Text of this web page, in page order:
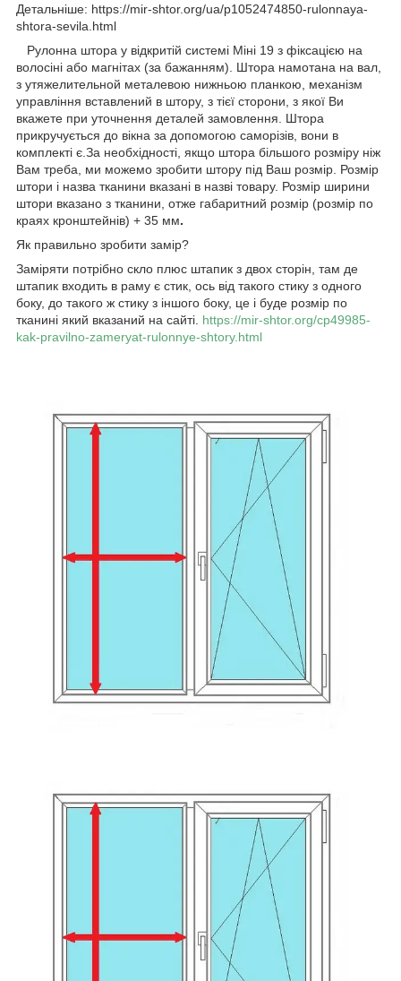
Детальніше: https://mir-shtor.org/ua/p1052474850-rulonnaya-
shtora-sevila.html
Рулонна штора у відкритій системі Міні 19 з фіксацією на
волосіні або магнітах (за бажанням). Штора намотана на вал,
з утяжелительной металевою нижньою планкою, механізм
управління вставлений в штору, з тієї сторони, з якої Ви
вкажете при уточнення деталей замовлення. Штора
прикручується до вікна за допомогою саморізів, вони в
комплекті є.За необхідності, якщо штора більшого розміру ніж
Вам треба, ми можемо зробити штору під Ваш розмір. Розмір
штори і назва тканини вказані в назві товару. Розмір ширини
штори вказано з тканини, отже габаритний розмір (розмір по
краях кронштейнів) + 35 мм.
Як правильно зробити замір?
Заміряти потрібно скло плюс штапик з двох сторін, там де
штапик входить в раму є стик, ось від такого стику з одного
боку, до такого ж стику з іншого боку, це і буде розмір по
тканині який вказаний на сайті. https://mir-shtor.org/cp49985-
kak-pravilno-zameryat-rulonnye-shtory.html